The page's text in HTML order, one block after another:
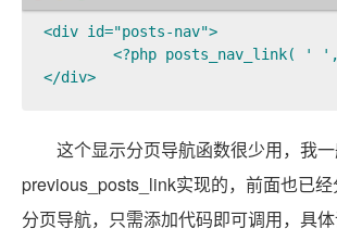
<div id="posts-nav">
</div>
这个显示分页导航函数很少用，我
previous_posts_link实现的，前面也已
分页导航，只需添加代码即可调用，具体